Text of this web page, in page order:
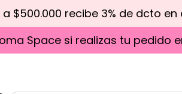
$500.000 recibe 3% de dcto
Space si realizas tu pedido